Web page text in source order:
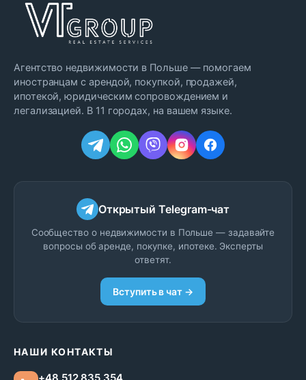
Агентство недвижимости в Польше — помогаем
иностранцам с арендой, покупкой, продажей,
ипотекой, юридическим сопровождением и
легализацией. В 11 городах, на вашем языке.
Открытый Telegram-чат
Сообщество о недвижимости в Польше — задавайте
вопросы об аренде, покупке, ипотеке. Эксперты
ответят.
Вступить в чат →
НАШИ КОНТАКТЫ
+48 512 835 354